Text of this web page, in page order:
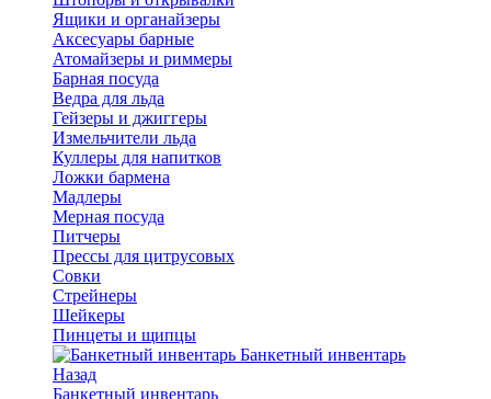
Ящики и органайзеры
Аксесуары барные
Атомайзеры и риммеры
Барная посуда
Ведра для льда
Гейзеры и джиггеры
Измельчители льда
Куллеры для напитков
Ложки бармена
Мадлеры
Мерная посуда
Питчеры
Прессы для цитрусовых
Совки
Стрейнеры
Шейкеры
Пинцеты и щипцы
Банкетный инвентарь
Назад
Банкетный инвентарь